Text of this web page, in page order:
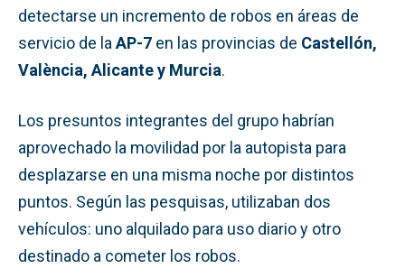
detectarse un incremento de robos en áreas de
servicio de la AP-7 en las provincias de Castellón,
València, Alicante y Murcia.
Los presuntos integrantes del grupo habrían
aprovechado la movilidad por la autopista para
desplazarse en una misma noche por distintos
puntos. Según las pesquisas, utilizaban dos
vehículos: uno alquilado para uso diario y otro
destinado a cometer los robos.